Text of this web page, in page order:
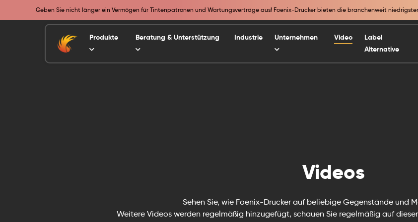
Geben Sie nicht länger ein Vermögen für Tintenpatronen und Wartungsverträge aus! Foenix-Drucker bieten die branchenweit
Produkte Beratung & Unterstützung Industrie Unternehmen Video
Label
Alternative
Videos
Sehen Sie, wie Foenix-Drucker auf beliebige Gegenstände und
Weitere Videos werden regelmäßig hinzugefügt, schauen Sie regelmäßig auf